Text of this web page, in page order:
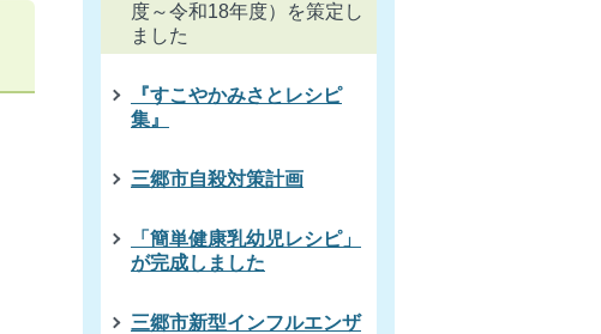
度～令和18年度）を策定し
ました
『すこやかみさとレシピ
集』
三郷市自殺対策計画
「簡単健康乳幼児レシピ」
が完成しました
三郷市新型インフルエンザ